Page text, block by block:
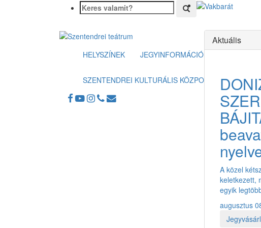
HELYSZÍNEK JEGYINFORMÁCIÓK
SZENTENDREI KULTURÁLIS KÖZPONT
Aktuális
A közel
keletkezett,
egyik
augusztus